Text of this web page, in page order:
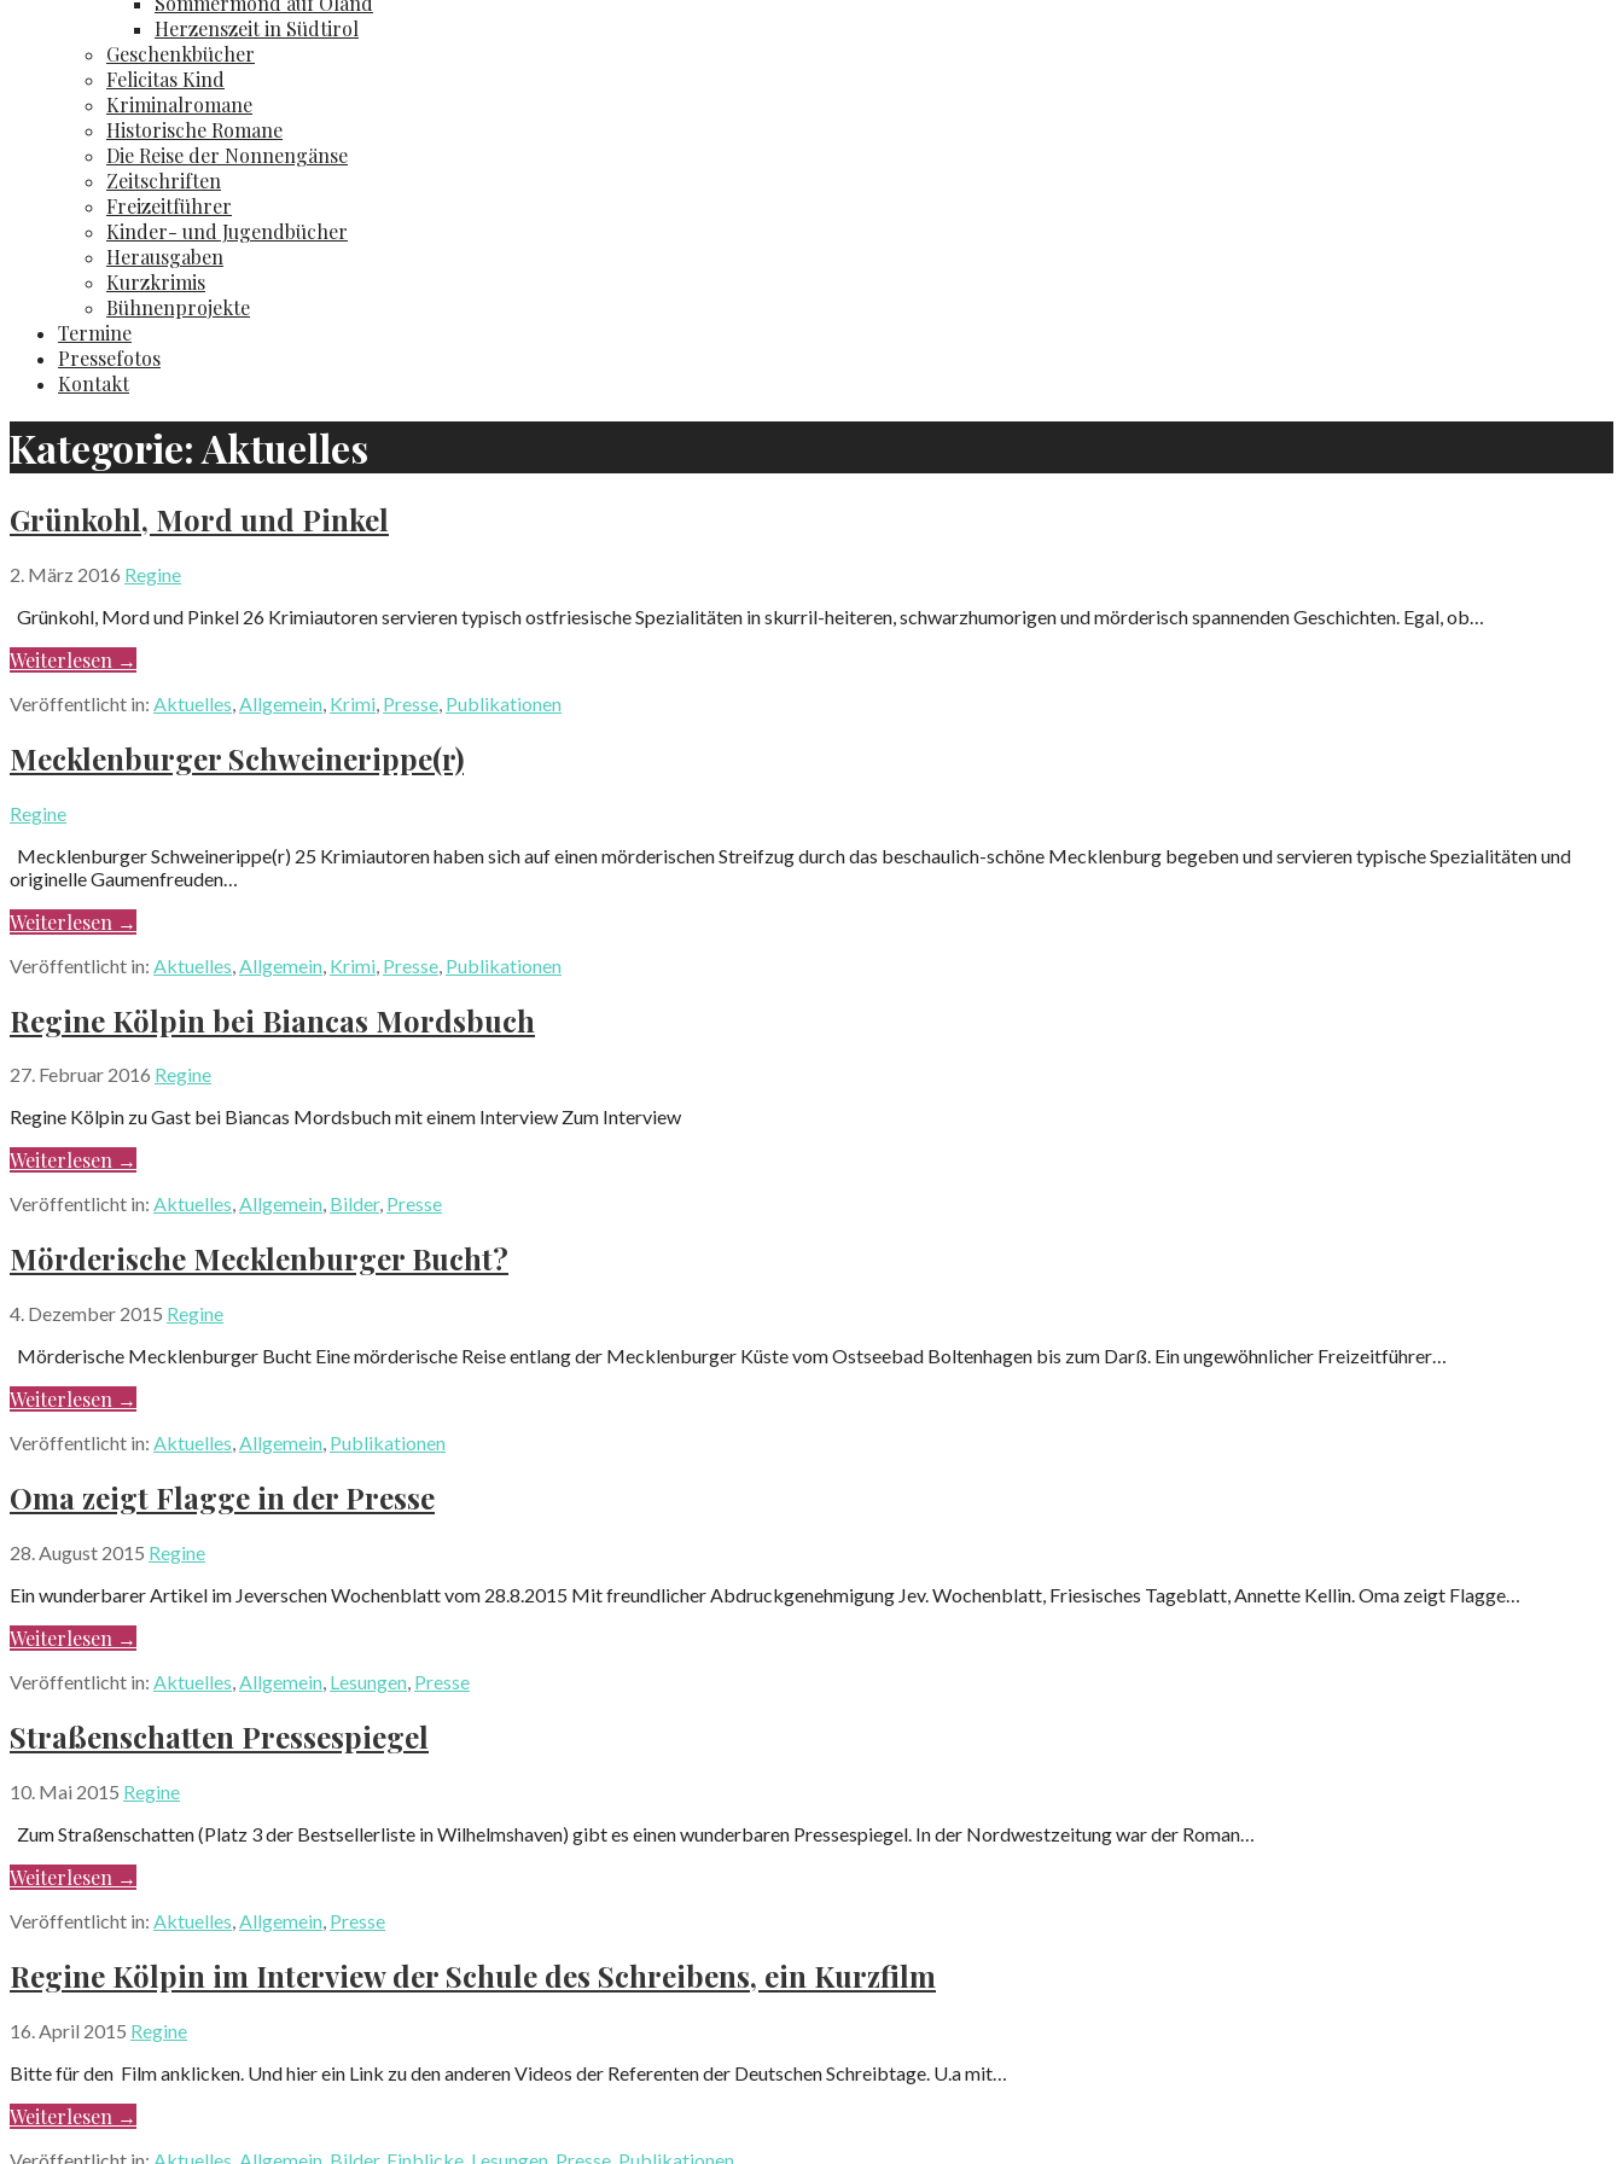
Herzenszeit in Südtirol
Geschenkbücher
Felicitas Kind
Kriminalromane
Historische Romane
Die Reise der Nonnengänse
Zeitschriften
Freizeitführer
Kinder- und Jugendbücher
Herausgaben
Kurzkrimis
Bühnenprojekte
Termine
Pressefotos
Kontakt
Kategorie: Aktuelles
Grünkohl, Mord und Pinkel
2. März 2016 Regine
Grünkohl, Mord und Pinkel 26 Krimiautoren servieren typisch ostfriesische Spezialitäten in skurril-heiteren, schwarzhumorigen und mörderisch spannenden Geschichten. Egal, ob…
Weiterlesen →
Veröffentlicht in: Aktuelles Allgemein Krimi Presse Publikationen
Mecklenburger Schweinerippe(r)
Regine
Mecklenburger Schweinerippe(r) 25 Krimiautoren haben sich auf einen mörderischen Streifzug durch das beschaulich-schöne Mecklenburg begeben und servieren typische Spezialitäten und
originelle Gaumenfreuden…
Weiterlesen →
Veröffentlicht in: Aktuelles Allgemein Krimi Presse Publikationen
Regine Kölpin bei Biancas Mordsbuch
27. Februar 2016 Regine
Regine Kölpin zu Gast bei Biancas Mordsbuch mit einem Interview Zum Interview
Weiterlesen →
Veröffentlicht in: Aktuelles,Allgemein, Bilder, Presse
Mörderische Mecklenburger Bucht?
4. Dezember 2015 Regine
Mörderische Mecklenburger Bucht Eine mörderische Reise entlang der Mecklenburger Küste vom Ostseebad Boltenhagen bis zum Darß. Ein ungewöhnlicher Freizeitführer…
Weiterlesen →
Veröffentlicht in: Aktuelles,Allgemein, Publikationen
Oma zeigt Flagge in der Presse
28. August 2015 Regine
Ein wunderbarer Artikel im Jeverschen Wochenblatt vom 28.8.2015 Mit freundlicher Abdruckgenehmigung Jev. Wochenblatt, Friesisches Tageblatt, Annette Kellin. Oma zeigt Flagge…
Weiterlesen →
Veröffentlicht in: Aktuelles,Allgemein, Lesungen, Presse
Straßenschatten Pressespiegel
10. Mai 2015 Regine
Zum Straßenschatten (Platz 3 der Bestsellerliste in Wilhelmshaven) gibt es einen wunderbaren Pressespiegel. In der Nordwestzeitung war der Roman…
Weiterlesen →
Veröffentlicht in: Aktuelles,Allgemein, Presse
Regine Kölpin im Interview der Schule des Schreibens, ein Kurzfilm
16. April 2015 Regine
Bitte für den Film anklicken. Und hier ein Link zu den anderen Videos der Referenten der Deutschen Schreibtage. U.a mit…
Weiterlesen →
Veröffentlicht in: Aktuelles Allgemein Bilder, Einblicke Lesungen Presse Publikationen